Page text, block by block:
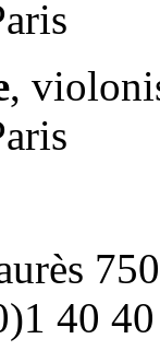
,
40